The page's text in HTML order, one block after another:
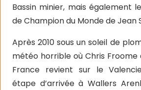
Bassin minier, mais également
de Champion du Monde de Jean
Après 2010 sous un soleil de
météo horrible où Chris Froome
France revient sur le
étape d’arrivée à Wallers